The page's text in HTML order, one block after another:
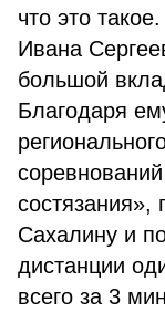
что это
Ивана
большой
Благодаря
состязания»,
Сахалину и
дистанции
всего за 3